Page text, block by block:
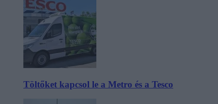
Töltőket kapcsol le a Metro és a Tesco